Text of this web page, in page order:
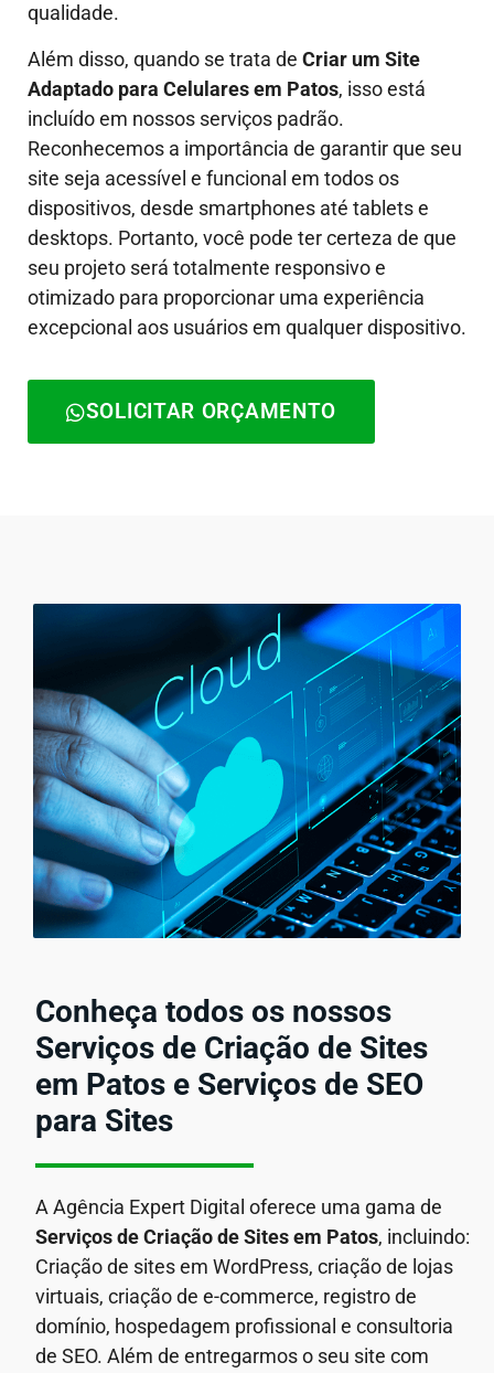
qualidade.
Além disso, quando se trata de Criar um Site
Adaptado para Celulares em Patos, isso está
incluído em nossos serviços padrão.
Reconhecemos a importância de garantir que seu
site seja acessível e funcional em todos os
dispositivos, desde smartphones até tablets e
desktops. Portanto, você pode ter certeza de que
seu projeto será totalmente responsivo e
otimizado para proporcionar uma experiência
excepcional aos usuários em qualquer dispositivo.
SOLICITAR ORÇAMENTO
Conheça todos os nossos
Serviços de Criação de Sites
em Patos e Serviços de SEO
para Sites
A Agência Expert Digital oferece uma gama de
Serviços de Criação de Sites em Patos, incluindo:
Criação de sites em WordPress, criação de lojas
virtuais, criação de e-commerce, registro de
domínio, hospedagem profissional e consultoria
de SEO. Além de entregarmos o seu site com